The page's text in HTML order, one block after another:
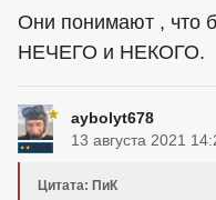
Они понимают , что
НЕЧЕГО и НЕКОГО.
aybolyt678
13 августа 2021
Цитата: ПиК